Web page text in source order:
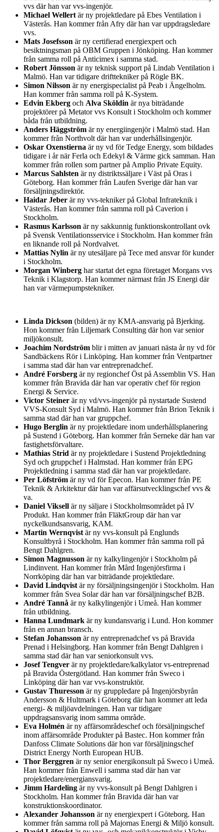
vvs där han var vvs-ingenjör.
Michael Wellertär ny projektledare på Ebes Ventilation i
Västerås. Han kommer från Afry där han var uppdragsledare
vvs.
Mats Josefsson är ny certifierad energiexpert och
besiktningsman på OBM Gruppen i Jönköping. Han kommer
från samma roll på Anticimex i samma stad.
Robert Jönsson är ny teknisk support på Lindab Ventilation i
Malmö. Han var tidigare drifttekniker på Rögle BK.
Simon Nilsson är ny energispecialist på Peab i Ängelholm.
Han kommer från samma roll på K-System.
Edvin Ekberg och Alva Sköldin är nya biträdande
projektörer på Metator vvs Konsult i Stockholm och kommer
båda från utbildning.
Anders Häggström är ny energiingenjör i Malmö stad. Han
kommer från Northvolt där han var underhållsingenjör.
Oskar Oxenstierna är ny vd för Tedge Energy, som bildades
tidigare i år när Ferla och Edekyl & Värme gick samman. Han
kommer från rollen som partner på Amplio Private Equity.
Marcus Sahlsten är ny distriktssäljare i Väst på Oras i
Göteborg. Han kommer från Laufen Sverige där han var
försäljningsdirektör.
Haidar Jeber är ny vvs-tekniker på Global Infrateknik i
Västerås. Han kommer från samma roll på Caverion i
Stockholm.
Rasmus Karlsson är ny sakkunnig funktionskontrollant ovk
på Svensk Ventilationsservice i Stockholm. Han kommer från
en liknande roll på Nordvalvet.
Mattias Nylin är ny utesäljare på Tece med ansvar för kunder
i Stockholm.
Morgan Winberg har startat det egna företaget Morgans vvs
Teknik i Klagstorp. Han kommer närmast från JS Energi där
han var värmepumpstekniker.
Linda Dickson (bilden) är ny KMA-ansvarig på Bjerking.
Hon kommer från Liljemark Consulting där hon var senior
miljökonsult.
Joachim Nordström blir i mitten av januari nästa år ny vd för
Sandbäckens Rör i Linköping. Han kommer från Ventpartner
i samma stad där han var entreprenadchef.
André Forsberg är ny regionchef Öst på Assemblin VS. Han
kommer från Bravida där han var operativ chef för region
Energi & Service.
Victor Steiner är ny vd/vvs-ingenjör på nystartade Sustend
VVS-Konsult Syd i Malmö. Han kommer från Brion Teknik i
samma stad där han var gruppchef.
Hugo Berglin är ny projektledare inom underhållsplanering
på Sustend i Göteborg. Han kommer från Serneke där han var
fastighetsförvaltare.
Mathias Strid är ny projektledare i Sustend Projektledning
Syd och gruppchef i Halmstad. Han kommer från EPG
Projektledning i samma stad där han var projektledare.
Per Löfström är ny vd för Epecon. Han kommer från PE
Teknik & Arkitektur där han var affärsutvecklingschef vvs &
va.
Daniel Viksell är ny säljare i Stockholmsområdet på IV
Produkt. Han kommer från FläktGroup där han var
nyckelkundsansvarig, KAM.
Martin Wernqvistär ny vvs-konsult på Englunds
Konsultbyrå i Stockholm. Han kommer från samma roll på
Bengt Dahlgren.
Simon Magnusson är ny kalkylingenjör i Stockholm på
Lindinvent. Han kommer från Mård Ingenjörsfirma i
Norrköping där han var biträdande projektledare.
David Lindqvistär ny försäljningsingenjör i Stockholm. Han
kommer från Svea Solar där han var försäljningschef B2B.
André Tannå är ny kalkylingenjör i Umeå. Han kommer
från utbildning.
Hanna Lundmark är ny kundansvarig i Lund. Hon kommer
från en annan bransch.
Stefan Johansson är ny entreprenadchef vs på Bravida
Prenad i Helsingborg. Han kommer från Bengt Dahlgren i
samma stad där han var seniorkonsult vvs.
Josef Tengver är ny projektledare/kalkylator vs-entreprenad
på Bravida Östergötland. Han kommer från Sweco i
Linköping där han var vvs-konstruktör.
Gustav Thuresson är ny gruppledare på Ingenjörsbyrån
Andersson & Hultmark i Göteborg där han kommer att leda
energi- & miljöavdelningen. Han var tidigare
uppdragsansvarig inom samma område.
Eva Holmén är ny affärsområdeschef och försäljningschef
inom affärsområde Produkter på Bastec. Hon kommer från
Danfoss Climate Solutions där hon var försäljningschef
District Energy North European HUB.
Thor Berggren är ny senior energikonsult på Sweco i Umeå.
Han kommer från Enwell i samma stad där han var
projektledare/energiansvarig.
Jimm Hardeling är ny vvs-konsult på Bengt Dahlgren i
Stockholm. Han kommer från Bravida där han var
konstruktionskoordinator.
Alexander Johansson är ny energiexpert i Göteborg. Han
kommer från samma roll på Majornas Energi & Miljö konsult.